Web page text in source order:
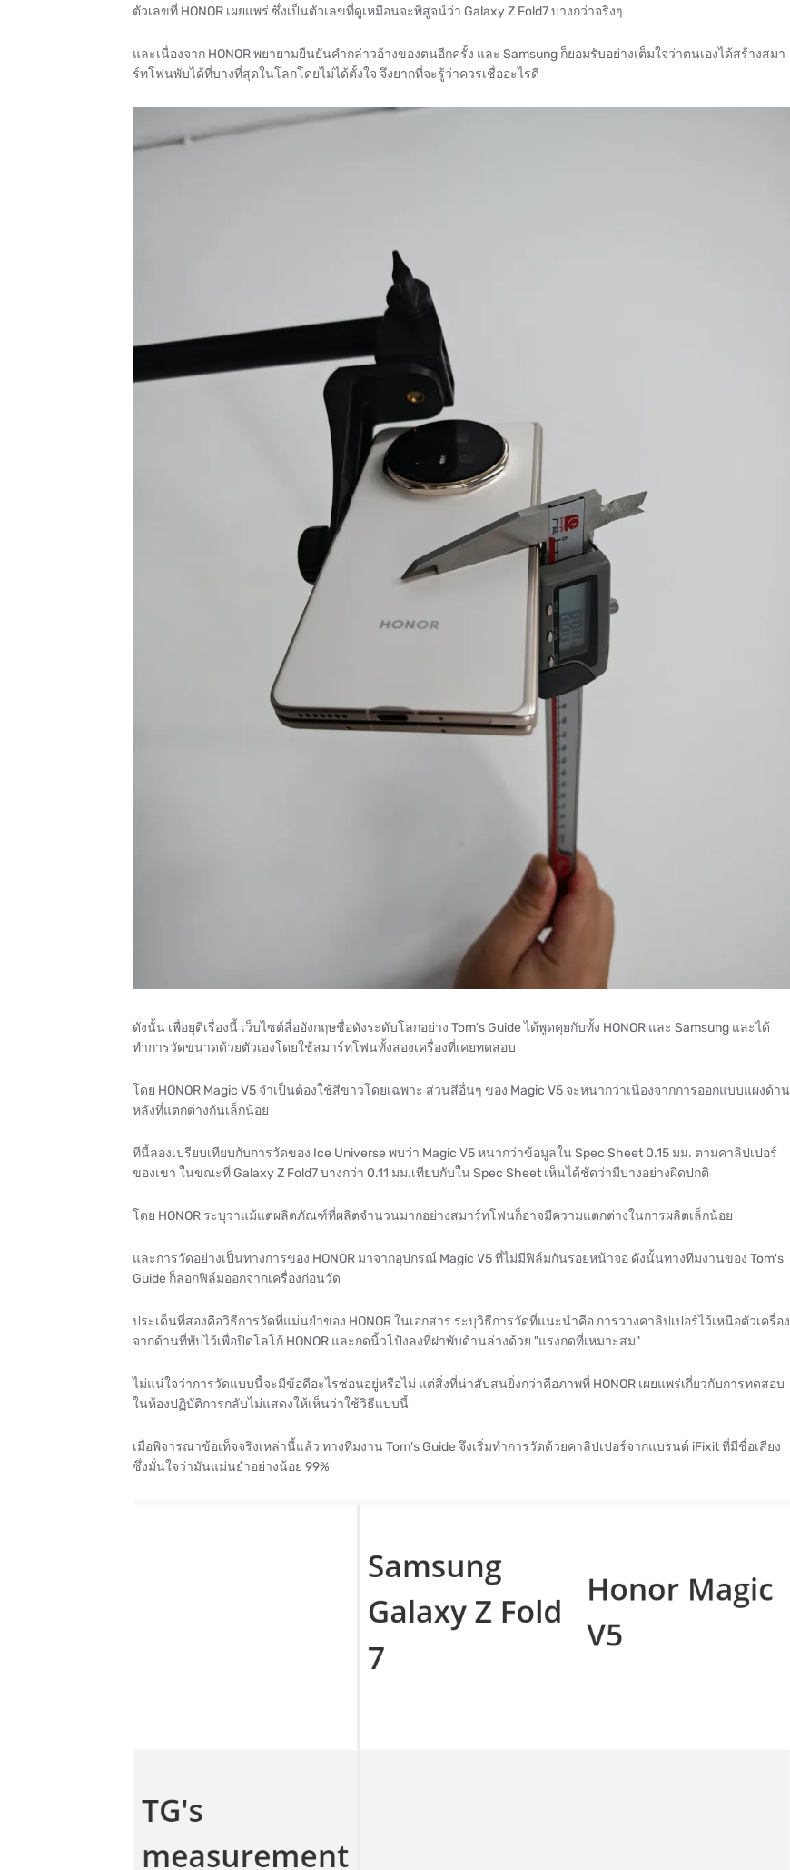
ตัวเลขที่ HONOR เผยแพร่ ซึ่งเป็นตัวเลขที่ดูเหมือนจะพิสูจน์ว่า Galaxy Z Fold7 บางกว่าจริงๆ
และเนื่องจาก HONOR พยายามยืนยันคำกล่าวอ้างของตนอีกครั้ง และ Samsung ก็ยอมรับอย่างเต็มใจว่าตนเองได้สร้างสมา
ร์ทโฟนพับได้ที่บางที่สุดในโลกโดยไม่ได้ตั้งใจ จึงยากที่จะรู้ว่าควรเชื่ออะไรดี
ดังนั้น เพื่อยุติเรื่องนี้ เว็บไซต์สื่ออังกฤษชื่อดังระดับโลกอย่าง Tom's Guide ได้พูดคุยกับทั้ง HONOR และ Samsung และได้
ทำการวัดขนาดด้วยตัวเองโดยใช้สมาร์ทโฟนทั้งสองเครื่องที่เคยทดสอบ
โดย HONOR Magic V5 จำเป็นต้องใช้สีขาวโดยเฉพาะ ส่วนสีอื่นๆ ของ Magic V5 จะหนากว่าเนื่องจากการออกแบบแผงด้าน
หลังที่แตกต่างกันเล็กน้อย
ทีนี้ลองเปรียบเทียบกับการวัดของ Ice Universe พบว่า Magic V5 หนากว่าข้อมูลใน Spec Sheet 0.15 มม. ตามคาลิปเปอร์
ของเขา ในขณะที่ Galaxy Z Fold7 บางกว่า 0.11 มม.เทียบกับใน Spec Sheet เห็นได้ชัดว่ามีบางอย่างผิดปกติ
โดย HONOR ระบุว่าแม้แต่ผลิตภัณฑ์ที่ผลิตจำนวนมากอย่างสมาร์ทโฟนก็อาจมีความแตกต่างในการผลิตเล็กน้อย
และการวัดอย่างเป็นทางการของ HONOR มาจากอุปกรณ์ Magic V5 ที่ไม่มีฟิล์มกันรอยหน้าจอ ดังนั้นทางทีมงานของ Tom's
Guide ก็ลอกฟิล์มออกจากเครื่องก่อนวัด
ประเด็นที่สองคือวิธีการวัดที่แม่นยำของ HONOR ในเอกสาร ระบุวิธีการวัดที่แนะนำคือ การวางคาลิปเปอร์ไว้เหนือตัวเครื่อง
จากด้านที่พับไว้เพื่อปิดโลโก้ HONOR และกดนิ้วโป้งลงที่ฝาพับด้านล่างด้วย "แรงกดที่เหมาะสม"
ไม่แน่ใจว่าการวัดแบบนี้จะมีข้อดีอะไรซ่อนอยู่หรือไม่ แต่สิ่งที่น่าสับสนยิ่งกว่าคือภาพที่ HONOR เผยแพร่เกี่ยวกับการทดสอบ
ในห้องปฏิบัติการกลับไม่แสดงให้เห็นว่าใช้วิธีแบบนี้
เมื่อพิจารณาข้อเท็จจริงเหล่านี้แล้ว ทางทีมงาน Tom's Guide จึงเริ่มทำการวัดด้วยคาลิปเปอร์จากแบรนด์ iFixit ที่มีชื่อเสียง
ซึ่งมั่นใจว่ามันแม่นยำอย่างน้อย 99%